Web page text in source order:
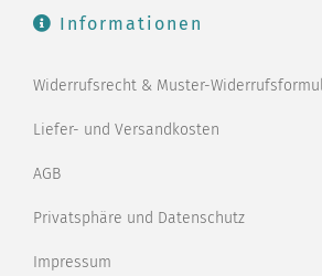
Informationen
Widerrufsrecht & Muster-
Liefer- und Versandkosten
AGB
Privatsphäre und Datenschutz
Impressum